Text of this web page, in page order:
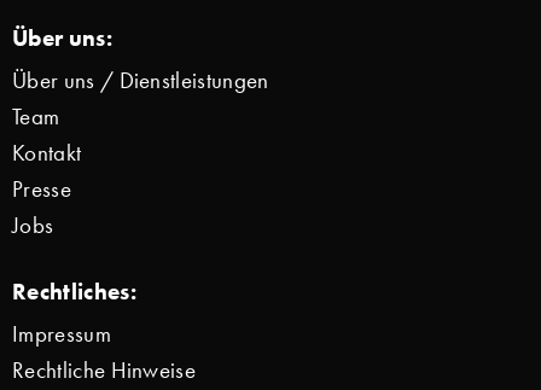
Über uns:
Über uns / Dienstleistungen
Team
Kontakt
Presse
Jobs
Rechtliches:
Impressum
Rechtliche Hinweise